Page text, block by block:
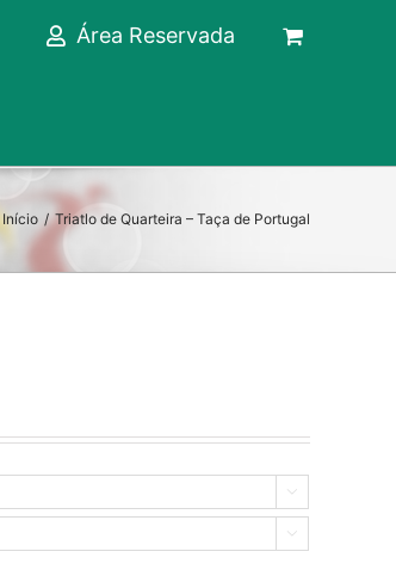
Área Reservada
Início / Triatlo de Quarteira – Taça de Portugal

